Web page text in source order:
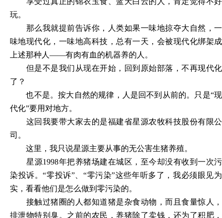
玩。
那么我就提前告诉你，人类如果一味地掠夺大自然，一
味地现代化，一味地高科技，总有一天，会被现代化绑架成
上述那种人 ——有肉有血的机器养的人。
但是不是我们从现在开始，回到原始部落，不再现代化
了？
也不是。按大自然的规律，人是回不到从前的。只是“现
代化”要用对地方。
这回我要带大家去的是福建省星源农牧科技股份有限公
司。
这里，我只说星源主要从事的无公害生猪养殖。
星源1998年把养猪场建在城区，至今却没有收到一次污
染投诉。“零投诉”、“零污染”这些年听多了，我必须眼见为
实，看看他们是怎么做到零污染的。
接触过猪圈的人都知道猪是杂食动物，而且食量惊人，
排泄物特别臭。之前的农民，养猪除了卖钱，还为了积肥，